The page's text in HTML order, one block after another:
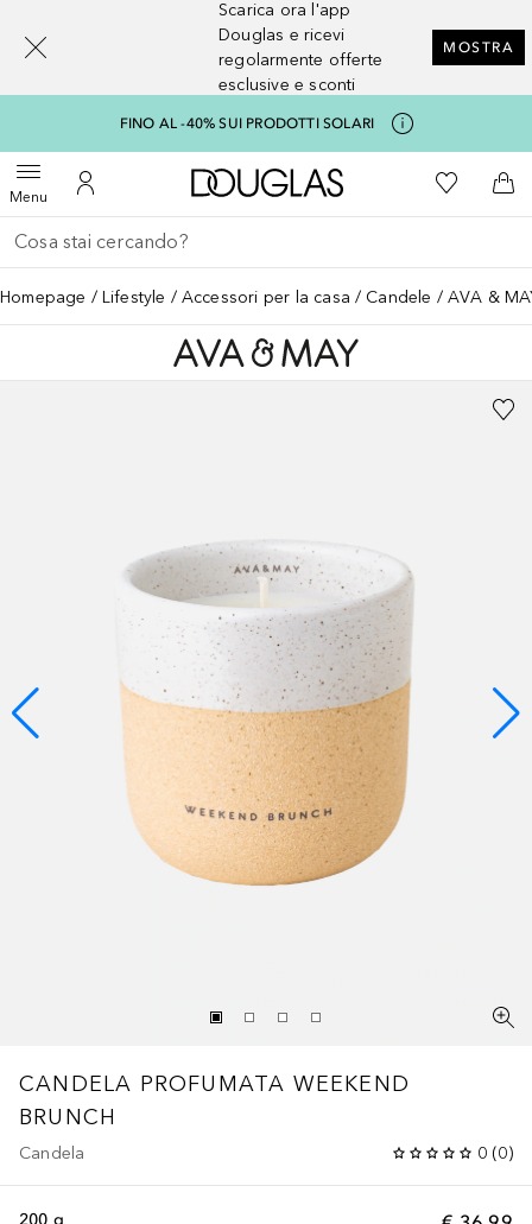
Scarica ora l'app
Douglas e ricevi
regolarmente offerte
esclusive e sconti
MOSTRA
FINO AL -40% SUI PRODOTTI SOLARI
MenuApri menuAl Mio Account
A Douglas HomeAlla Mia
Al
Torna indietro
Esegui ricerca
Homepage Lifestyle Accessori per la casa Candele AVA &
CANDELA PROFUMATA WEEKEND
BRUNCH
Candela 0 (0)
200 g
[navigation.slideout.screenreader]